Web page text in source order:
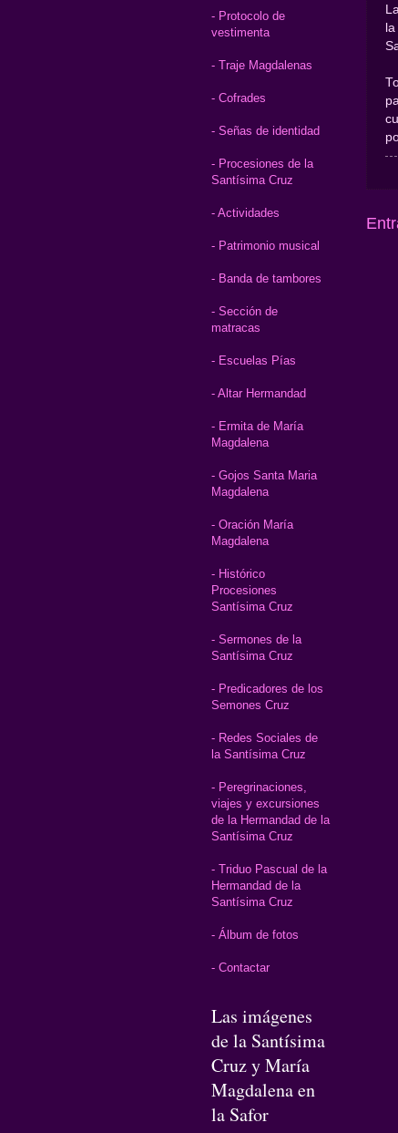
- Protocolo de
vestimenta
- Traje Magdalenas
- Cofrades
- Señas de identidad
- Procesiones de la
Santísima Cruz
- Actividades
- Patrimonio musical
- Banda de tambores
- Sección de
matracas
- Escuelas Pías
- Altar Hermandad
- Ermita de María
Magdalena
- Gojos Santa Maria
Magdalena
- Oración María
Magdalena
- Histórico
Procesiones
Santísima Cruz
- Sermones de la
Santísima Cruz
- Predicadores de los
Semones Cruz
- Redes Sociales de
la Santísima Cruz
- Peregrinaciones,
viajes y excursiones
de la Hermandad de la
Santísima Cruz
- Triduo Pascual de la
Hermandad de la
Santísima Cruz
- Álbum de fotos
- Contactar
Las imágenes
de la Santísima
Cruz y María
Magdalena en
la Safor